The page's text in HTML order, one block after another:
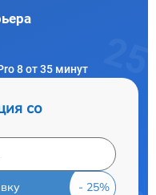
8 от 35 минут
со